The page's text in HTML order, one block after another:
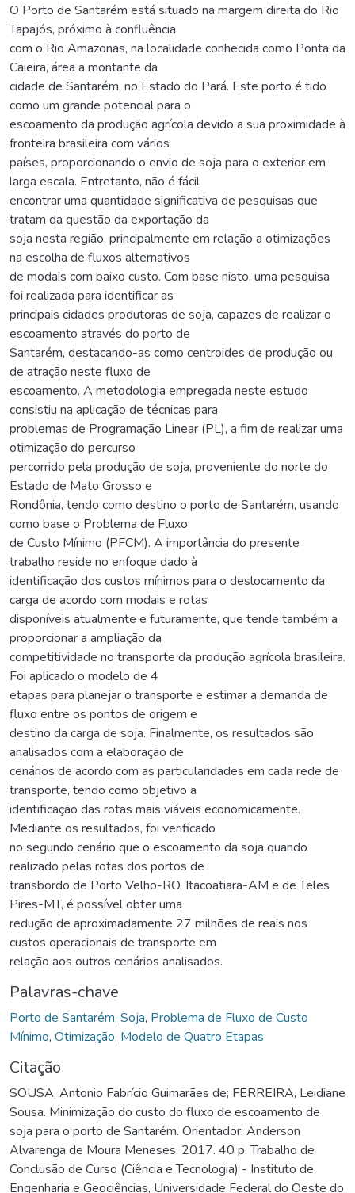
O Porto de Santarém está situado na margem direita do Rio
Tapajós, próximo à confluência
com o Rio Amazonas, na localidade conhecida como Ponta da
Caieira, área a montante da
cidade de Santarém, no Estado do Pará. Este porto é tido
como um grande potencial para o
escoamento da produção agrícola devido a sua proximidade à
fronteira brasileira com vários
países, proporcionando o envio de soja para o exterior em
larga escala. Entretanto, não é fácil
encontrar uma quantidade significativa de pesquisas que
tratam da questão da exportação da
soja nesta região, principalmente em relação a otimizações
na escolha de fluxos alternativos
de modais com baixo custo. Com base nisto, uma pesquisa
foi realizada para identificar as
principais cidades produtoras de soja, capazes de realizar o
escoamento através do porto de
Santarém, destacando-as como centroides de produção ou
de atração neste fluxo de
escoamento. A metodologia empregada neste estudo
consistiu na aplicação de técnicas para
problemas de Programação Linear (PL), a fim de realizar uma
otimização do percurso
percorrido pela produção de soja, proveniente do norte do
Estado de Mato Grosso e
Rondônia, tendo como destino o porto de Santarém, usando
como base o Problema de Fluxo
de Custo Mínimo (PFCM). A importância do presente
trabalho reside no enfoque dado à
identificação dos custos mínimos para o deslocamento da
carga de acordo com modais e rotas
disponíveis atualmente e futuramente, que tende também a
proporcionar a ampliação da
competitividade no transporte da produção agrícola brasileira.
Foi aplicado o modelo de 4
etapas para planejar o transporte e estimar a demanda de
fluxo entre os pontos de origem e
destino da carga de soja. Finalmente, os resultados são
analisados com a elaboração de
cenários de acordo com as particularidades em cada rede de
transporte, tendo como objetivo a
identificação das rotas mais viáveis economicamente.
Mediante os resultados, foi verificado
no segundo cenário que o escoamento da soja quando
realizado pelas rotas dos portos de
transbordo de Porto Velho-RO, Itacoatiara-AM e de Teles
Pires-MT, é possível obter uma
redução de aproximadamente 27 milhões de reais nos
custos operacionais de transporte em
relação aos outros cenários analisados.
Palavras-chave
Porto de Santarém, Soja, Problema de Fluxo de Custo
Mínimo, Otimização, Modelo de Quatro Etapas
Citação
SOUSA, Antonio Fabrício Guimarães de; FERREIRA, Leidiane
Sousa. Minimização do custo do fluxo de escoamento de
soja para o porto de Santarém. Orientador: Anderson
Alvarenga de Moura Meneses. 2017. 40 p. Trabalho de
Conclusão de Curso (Ciência e Tecnologia) - Instituto de
Engenharia e Geociências, Universidade Federal do Oeste do